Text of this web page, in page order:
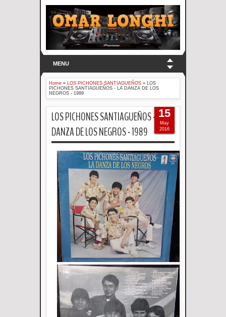
MENU
Home » LOS PICHONES SANTIAGUEÑOS »
LOS
PICHONES SANTIAGUEÑOS - LA DANZA DE LOS
NEGROS - 1989
LOS PICHONES SANTIAGUEÑOS - LA
DANZA DE LOS NEGROS - 1989
15
May
2016